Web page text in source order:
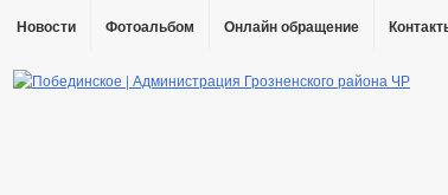
Новости Фотоальбом Онлайн обращение